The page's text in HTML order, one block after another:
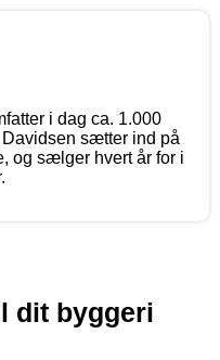
i dag ca. 1.000
sætter ind på
og sælger hvert år for i
dit byggeri